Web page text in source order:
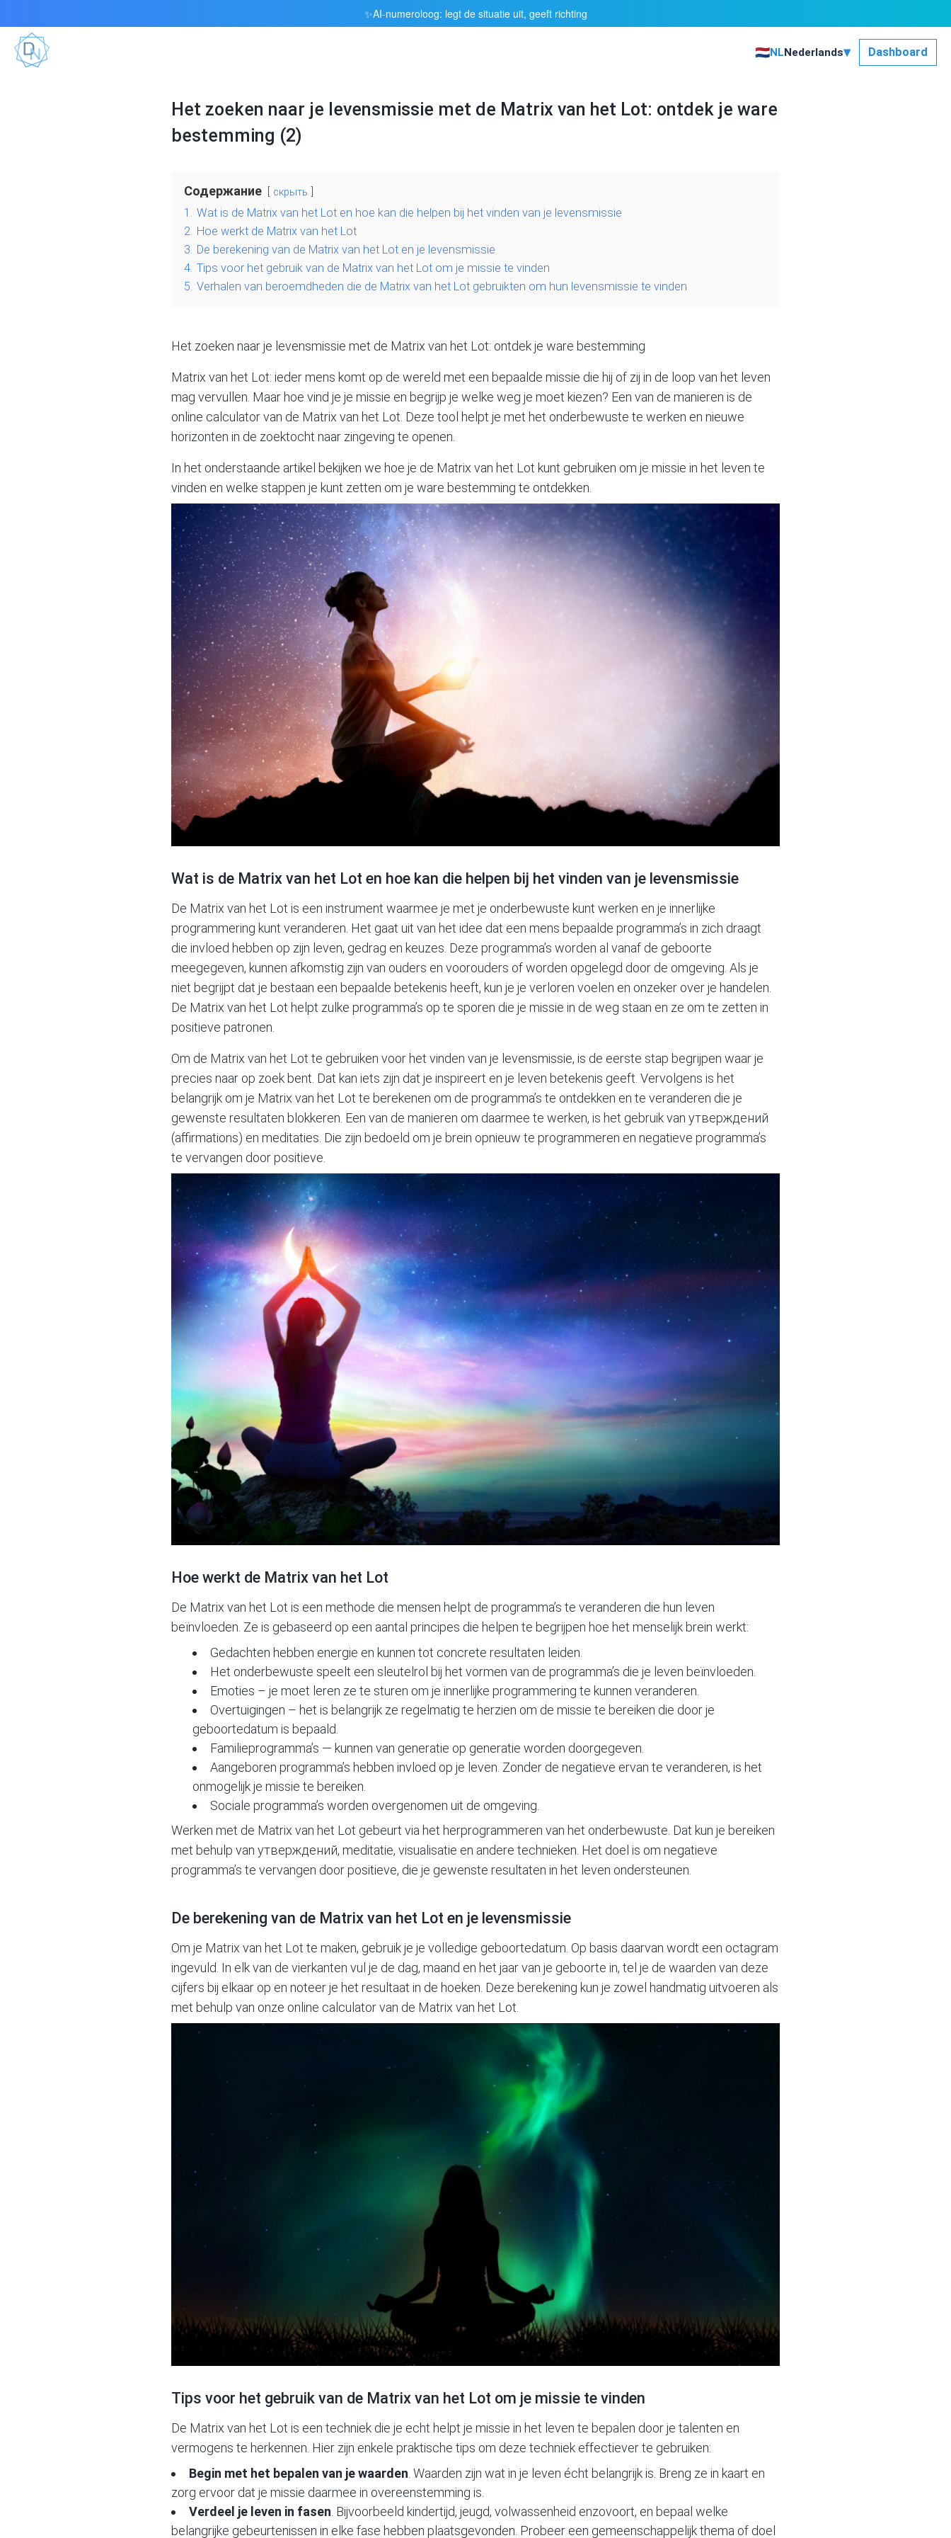
🇳🇱NLNederlands▾ Dashboard
Het zoeken naar je levensmissie met de Matrix van het Lot: ontdek je ware
bestemming (2)
Содержание скрыть
1. Wat is de Matrix van het Lot en hoe kan die helpen bij het vinden van je levensmissie
2. Hoe werkt de Matrix van het Lot
3. De berekening van de Matrix van het Lot en je levensmissie
4. Tips voor het gebruik van de Matrix van het Lot om je missie te vinden
5. Verhalen van beroemdheden die de Matrix van het Lot gebruikten om hun levensmissie te vinden
Het zoeken naar je levensmissie met de Matrix van het Lot: ontdek je ware bestemming
Matrix van het Lot: ieder mens komt op de wereld met een bepaalde missie die hij of zij in de loop van het leven
mag vervullen. Maar hoe vind je je missie en begrijp je welke weg je moet kiezen? Een van de manieren is de
online calculatorvan de Matrix van het Lot. Deze tool helpt je met het onderbewuste te werken en nieuwe
horizonten in de zoektocht naar zingeving te openen.
In het onderstaande artikel bekijken we hoe je de Matrix van het Lot kunt gebruiken om je missie in het leven te
vinden en welke stappen je kunt zetten om je ware bestemming te ontdekken.
Wat is de Matrix van het Lot en hoe kan die helpen bij het vinden van je levensmissie
De Matrix van het Lot is een instrument waarmee je met je onderbewuste kunt werken en je innerlijke
programmering kunt veranderen. Het gaat uit van het idee dat een mens bepaalde programma’s in zich draagt
die invloed hebben op zijn leven, gedrag en keuzes. Deze programma’s worden al vanaf de geboorte
meegegeven, kunnen afkomstig zijn van ouders en voorouders of worden opgelegd door de omgeving. Als je
niet begrijpt dat je bestaan een bepaalde betekenis heeft, kun je je verloren voelen en onzeker over je handelen.
De Matrix van het Lot helpt zulke programma’s op te sporen die je missie in de weg staan en ze om te zetten in
positieve patronen.
Om de Matrix van het Lot te gebruiken voor het vinden van je levensmissie, is de eerste stap begrijpen waar je
precies naar op zoek bent. Dat kan iets zijn dat je inspireert en je leven betekenis geeft. Vervolgens is het
belangrijk om je Matrix van het Lot te berekenen om de programma’s te ontdekken en te veranderen die je
gewenste resultaten blokkeren. Een van de manieren om daarmee te werken, is het gebruik van утверждений
(affirmations) en meditaties. Die zijn bedoeld om je brein opnieuw te programmeren en negatieve programma’s
te vervangen door positieve.
Hoe werkt de Matrix van het Lot
De Matrix van het Lot is een methode die mensen helpt de programma’s te veranderen die hun leven
beïnvloeden. Ze is gebaseerd op een aantal principes die helpen te begrijpen hoe het menselijk brein werkt:
Gedachten hebben energie en kunnen tot concrete resultaten leiden.
Het onderbewuste speelt een sleutelrol bij het vormen van de programma’s die je leven beïnvloeden.
Emoties – je moet leren ze te sturen om je innerlijke programmering te kunnen veranderen.
Overtuigingen – het is belangrijk ze regelmatig te herzien om de missie te bereiken die door je
geboortedatum is bepaald.
Familieprogramma’s — kunnen van generatie op generatie worden doorgegeven.
Aangeboren programma’s hebben invloed op je leven. Zonder de negatieve ervan te veranderen, is het
onmogelijk je missie te bereiken.
Sociale programma’s worden overgenomen uit de omgeving.
Werken met de Matrix van het Lot gebeurt via het herprogrammeren van het onderbewuste. Dat kun je bereiken
met behulp van утверждений, meditatie, visualisatie en andere technieken. Het doel is om negatieve
programma’s te vervangen door positieve, die je gewenste resultaten in het leven ondersteunen.
De berekening van de Matrix van het Lot en je levensmissie
Om je Matrix van het Lot te maken, gebruik je je volledige geboortedatum. Op basis daarvan wordt een octagram
ingevuld. In elk van de vierkanten vul je de dag, maand en het jaar van je geboorte in, tel je de waarden van deze
cijfers bij elkaar op en noteer je het resultaat in de hoeken. Deze berekening kun je zowel handmatig uitvoeren als
met behulp van onze online calculator van de Matrix van het Lot.
Tips voor het gebruik van de Matrix van het Lot om je missie te vinden
De Matrix van het Lot is een techniek die je echt helpt je missie in het leven te bepalen door je talenten en
vermogens te herkennen. Hier zijn enkele praktische tips om deze techniek effectiever te gebruiken:
Begin met het bepalen van je waarden . Waarden zijn wat in je leven écht belangrijk is. Breng ze in kaart en
zorg ervoor dat je missie daarmee in overeenstemming is.
Verdeel je leven in fasen . Bijvoorbeeld kindertijd, jeugd, volwassenheid enzovoort, en bepaal welke
belangrijke gebeurtenissen in elke fase hebben plaatsgevonden. Probeer een gemeenschappelijk thema of doel
✨AI-numeroloog: legt de situatie uit, geeft richting